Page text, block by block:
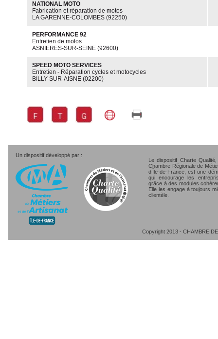
NATIONAL MOTO
Fabrication et réparation de motos
LA GARENNE-COLOMBES (92250)
PERFORMANCE 92
Entretien de motos
ASNIERES-SUR-SEINE (92600)
SPEED MOTO SERVICES
Entretien - Réparation cycles et motocycles
BILLY-SUR-AISNE (02200)
Un dispositif développé par :
Le dispositif Charte
Chambre Régionale de
d’Île-de-France, est une
qui encourage les
grâce à des modules
Elle les engage à toujours
clientèle.
Copyright 2013 - CHAMBRE